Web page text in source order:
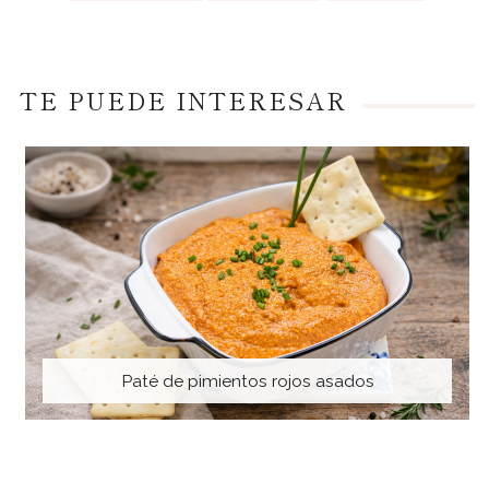
TE PUEDE INTERESAR
Paté de pimientos rojos asados